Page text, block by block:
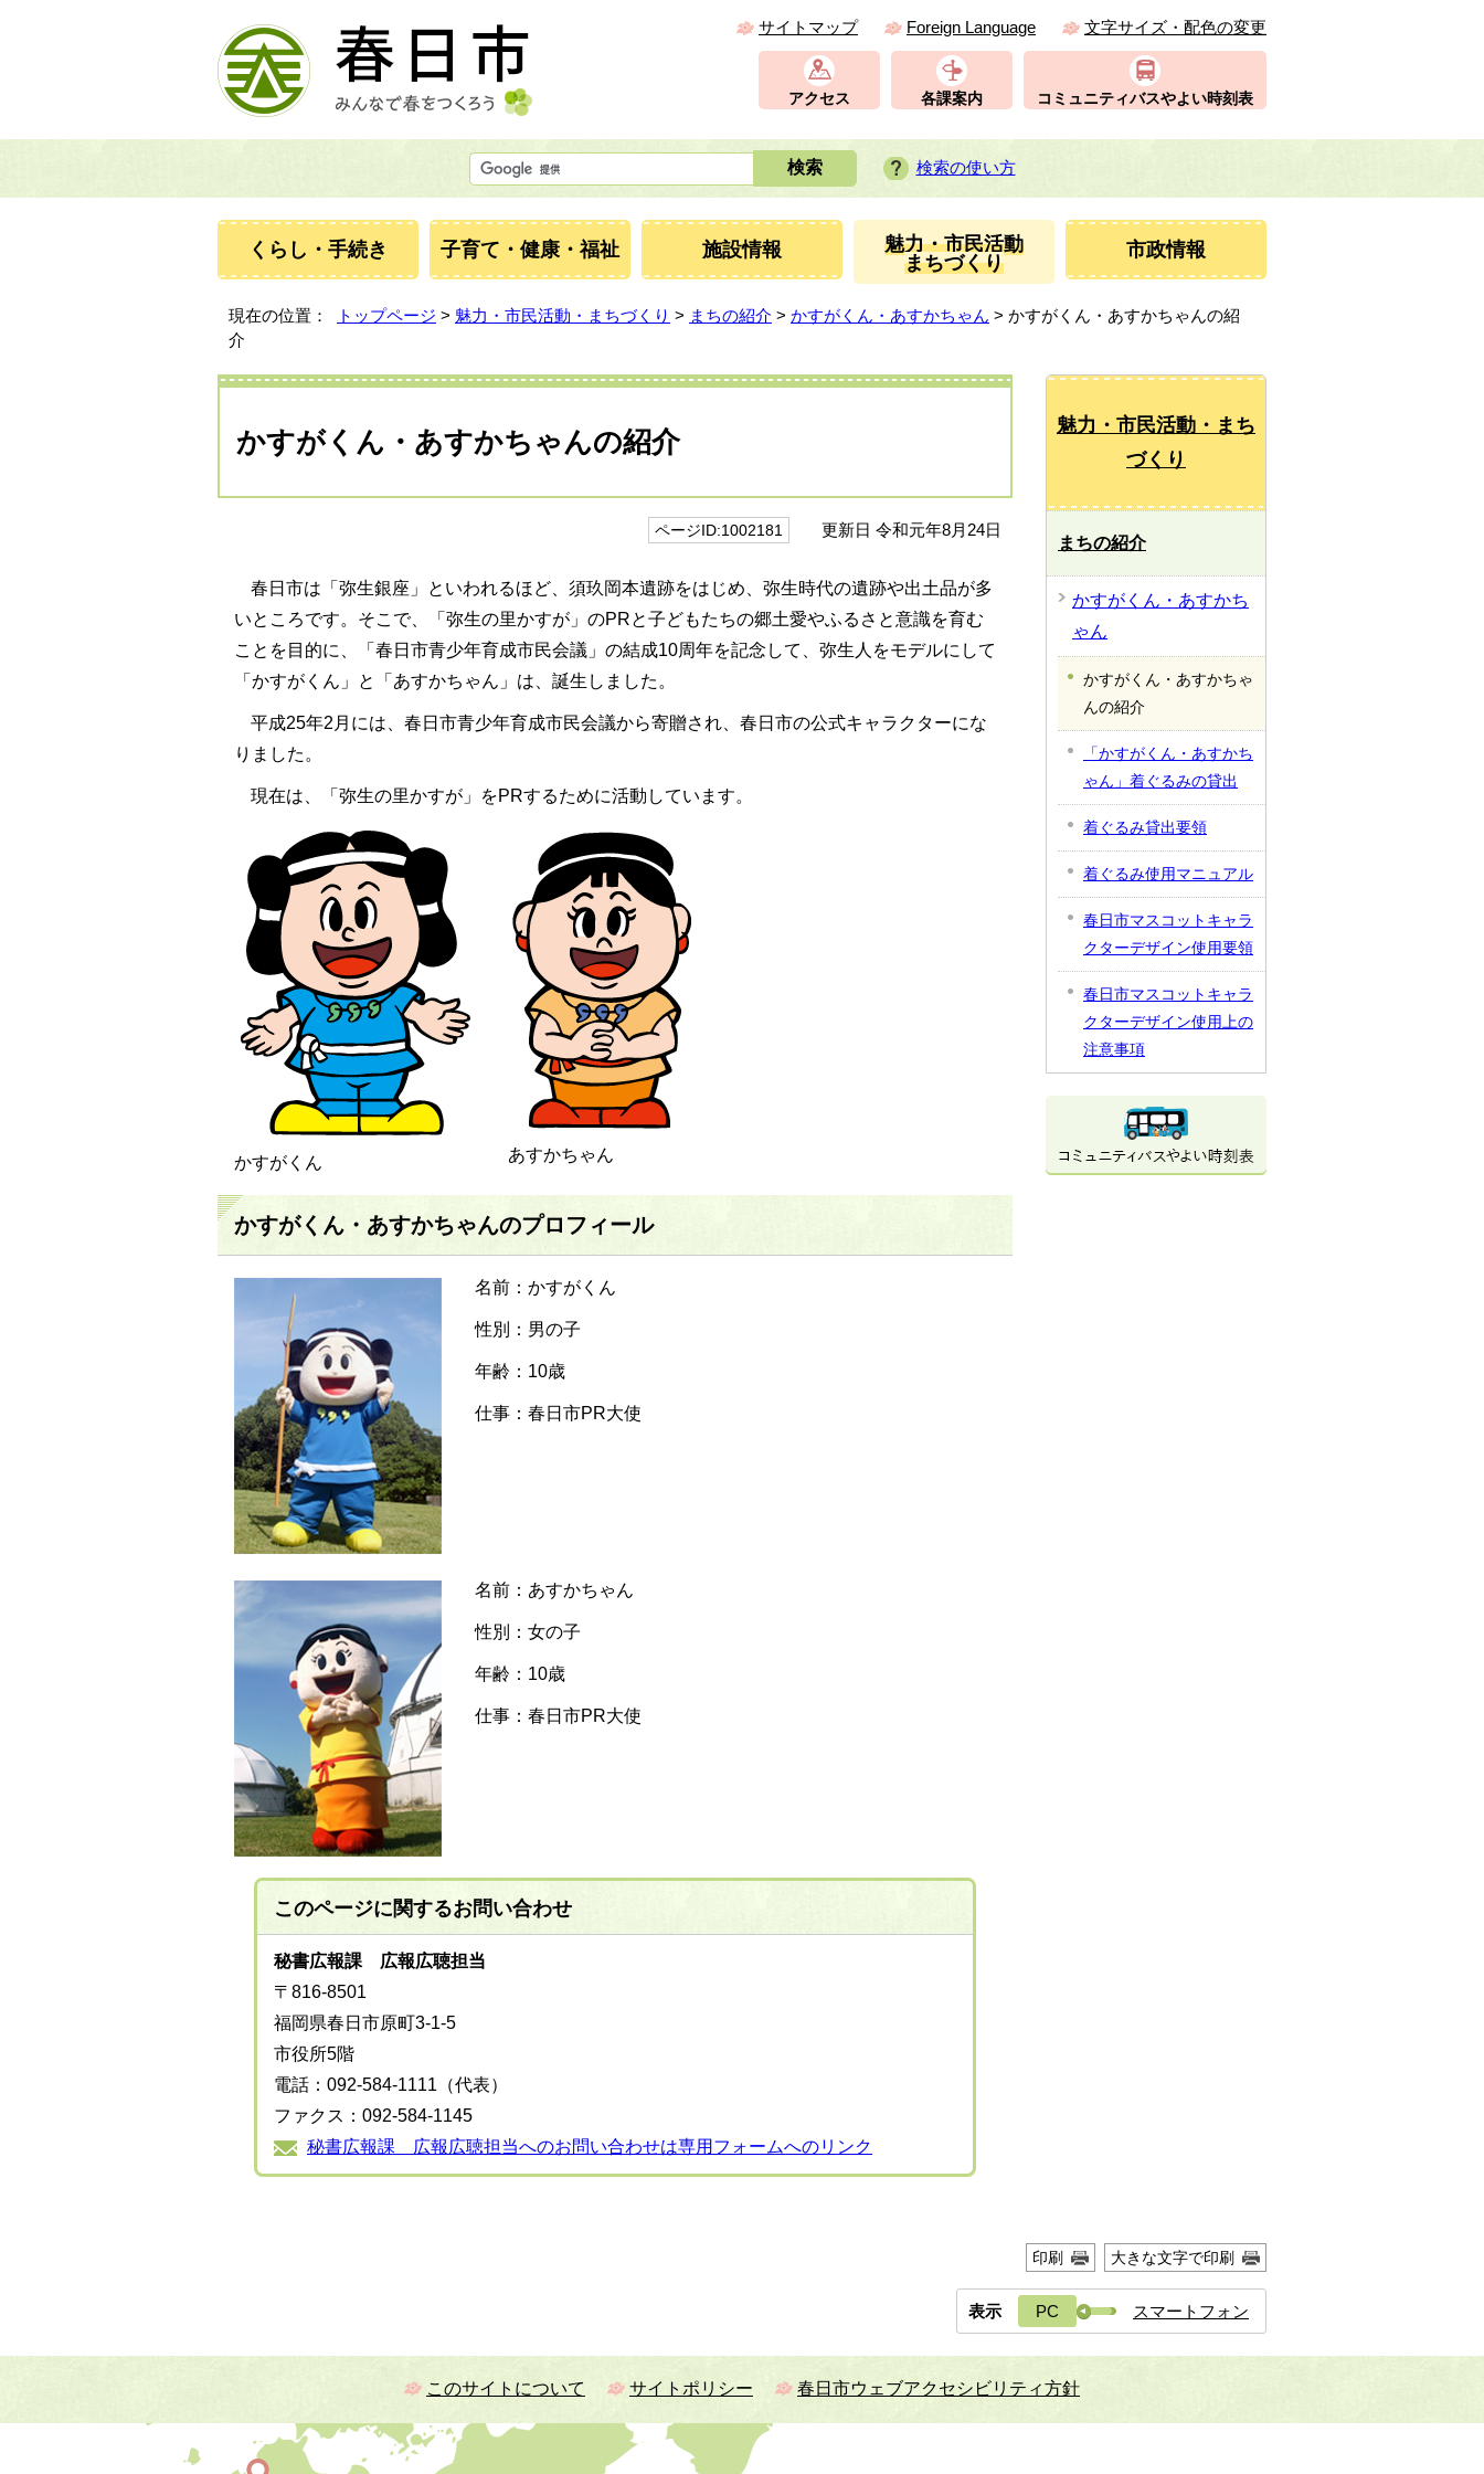
サイトマップ Foreign Language 文字サイズ・配色の変更
アクセス 各課案内 コミュニティバスやよい時刻表
検索の使い方
くらし・手続き 子育て・健康・福祉 施設情報
魅力・市民活動
まちづくり
市政情報
現在の位置： トップページ > 魅力・市民活動・まちづくり > まちの紹介 > かすがくん・あすかちゃん > かすがくん・あすかちゃんの紹
介
かすがくん・あすかちゃんの紹介
ページID:1002181 更新日 令和元年8月24日
春日市は「弥生銀座」といわれるほど、須玖岡本遺跡をはじめ、弥生時代の遺跡や出土品が多
いところです。そこで、「弥生の里かすが」のPRと子どもたちの郷土愛やふるさと意識を育む
ことを目的に、「春日市青少年育成市民会議」の結成10周年を記念して、弥生人をモデルにして
「かすがくん」と「あすかちゃん」は、誕生しました。
平成25年2月には、春日市青少年育成市民会議から寄贈され、春日市の公式キャラクターにな
りました。
現在は、「弥生の里かすが」をPRするために活動しています。
かすがくん あすかちゃん
かすがくん・あすかちゃんのプロフィール
名前：かすがくん
性別：男の子
年齢：10歳
仕事：春日市PR大使
名前：あすかちゃん
性別：女の子
年齢：10歳
仕事：春日市PR大使
このページに関するお問い合わせ
秘書広報課 広報広聴担当
〒816-8501
福岡県春日市原町3-1-5
市役所5階
電話：092-584-1111（代表）
ファクス：092-584-1145
秘書広報課 広報広聴担当へのお問い合わせは専用フォームへのリンク
魅力・市民活動・まち
づくり
まちの紹介
かすがくん・あすかち
ゃん
かすがくん・あすかちゃ
んの紹介
「かすがくん・あすかち
ゃん」着ぐるみの貸出
着ぐるみ貸出要領
着ぐるみ使用マニュアル
春日市マスコットキャラ
クターデザイン使用要領
春日市マスコットキャラ
クターデザイン使用上の
注意事項
印刷 大きな文字で印刷
表示 PC スマートフォン
このサイトについて サイトポリシー 春日市ウェブアクセシビリティ方針